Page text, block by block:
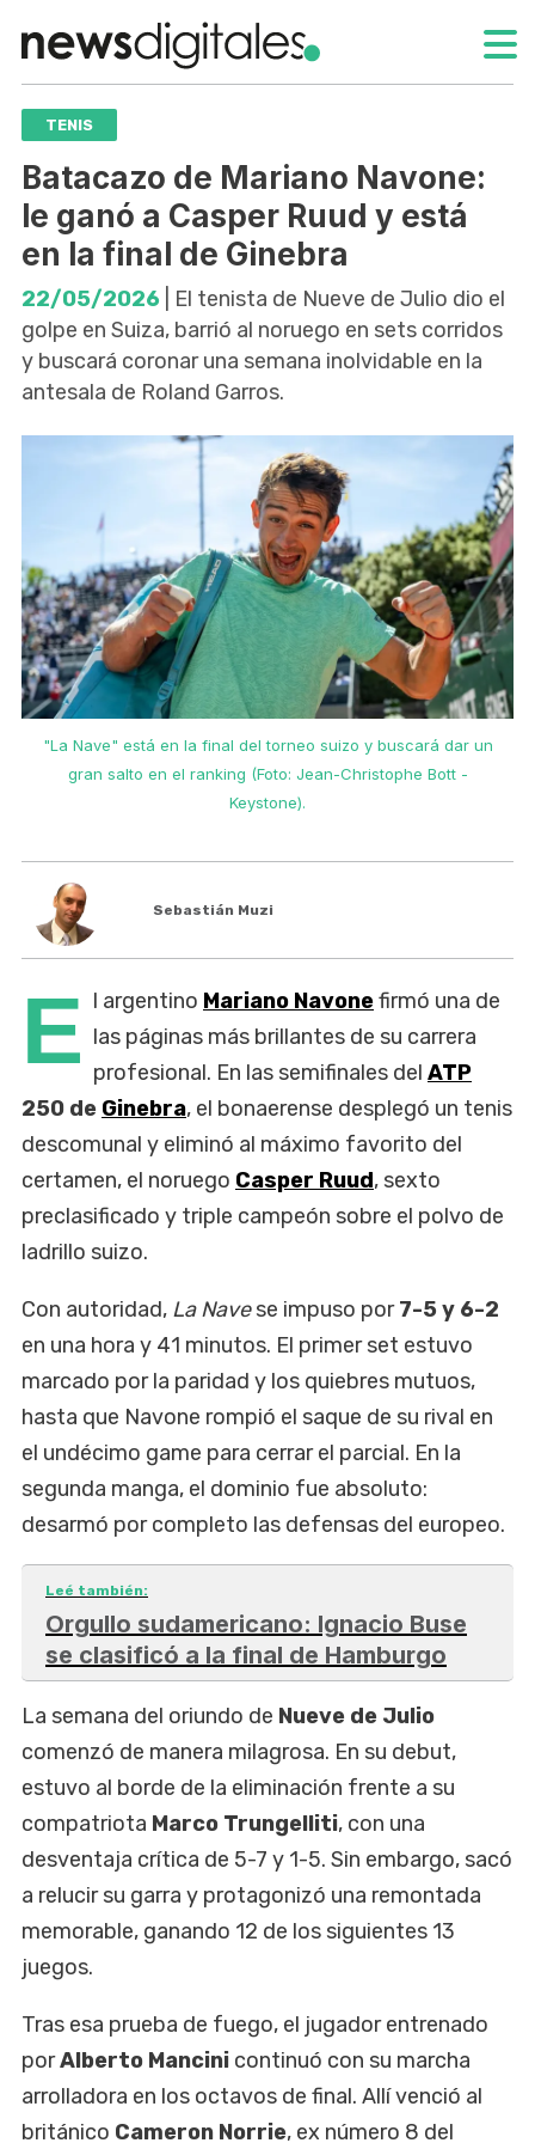
TENIS
Batacazo de Mariano Navone:
le ganó a Casper Ruud y está
en la final de Ginebra
22/05/2026 | El tenista de Nueve de Julio dio el
golpe en Suiza, barrió al noruego en sets corridos
y buscará coronar una semana inolvidable en la
antesala de Roland Garros.
"La Nave" está en la final del torneo suizo y buscará dar un
gran salto en el ranking (Foto: Jean-Christophe Bott -
Keystone).
Sebastián Muzi
E l argentino Mariano Navonefirmó una de
las páginas más brillantes de su carrera
profesional. En las semifinales del ATP
250 de Ginebra, el bonaerense desplegó un tenis
descomunal y eliminó al máximo favorito del
certamen, el noruego Casper Ruud, sexto
preclasificado y triple campeón sobre el polvo de
ladrillo suizo.
Con autoridad, La Navese impuso por7-5 y 6-2
en una hora y 41 minutos. El primer set estuvo
marcado por la paridad y los quiebres mutuos,
hasta que Navone rompió el saque de su rival en
el undécimo game para cerrar el parcial. En la
segunda manga, el dominio fue absoluto:
desarmó por completo las defensas del europeo.
Leé también:
Orgullo sudamericano: Ignacio Buse
se clasificó a la final de Hamburgo
La semana del oriundo de Nueve de Julio
comenzó de manera milagrosa. En su debut,
estuvo al borde de la eliminación frente a su
compatriota Marco Trungelliti, con una
desventaja crítica de 5-7 y 1-5. Sin embargo, sacó
a relucir su garra y protagonizó una remontada
memorable, ganando 12 de los siguientes 13
juegos.
Tras esa prueba de fuego, el jugador entrenado
porAlberto Mancini continuó con su marcha
arrolladora en los octavos de final. Allí venció al
británico Cameron Norrie, ex número 8 del